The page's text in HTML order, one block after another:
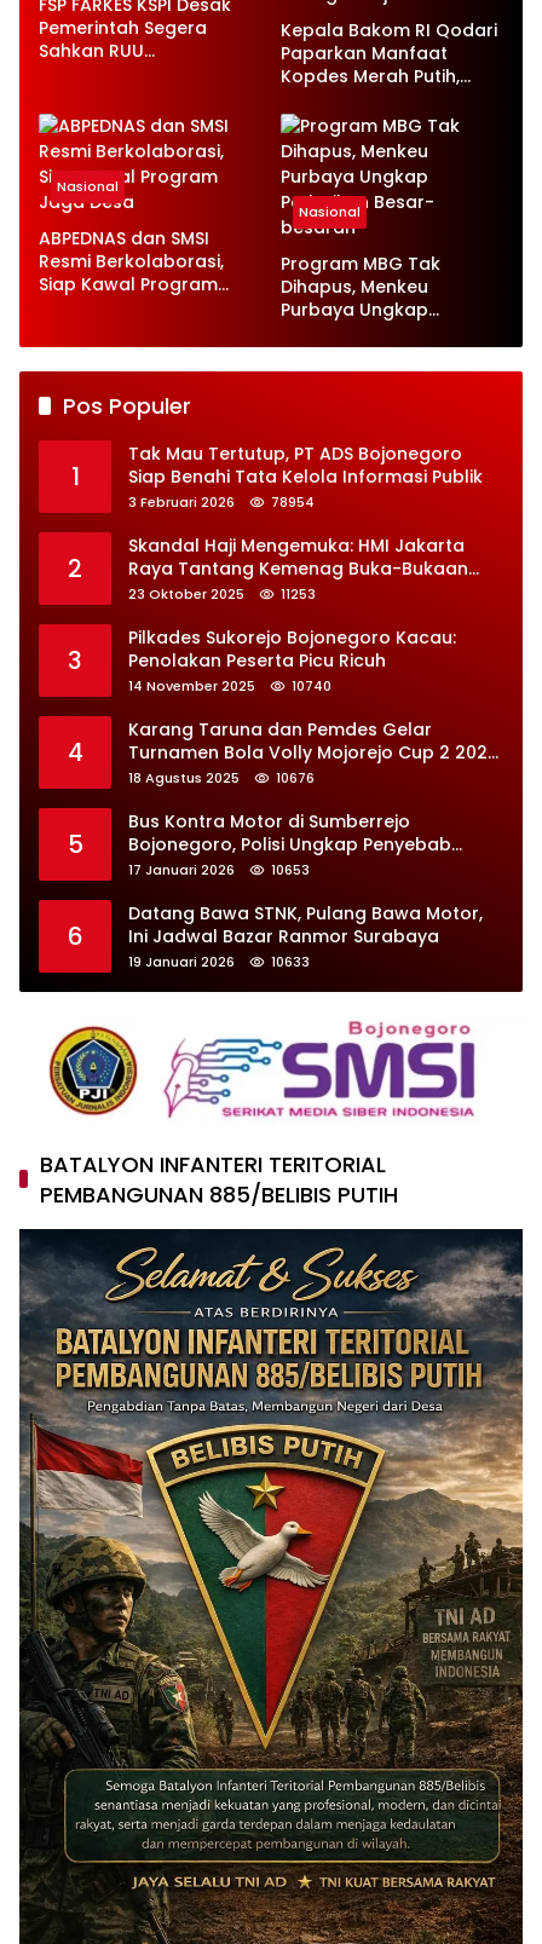
FSP FARKES KSPI Desak
Pemerintah Segera
Sahkan RUU
Kepala Bakom RI Qodari
Paparkan Manfaat
Kopdes Merah Putih,
Kerja
Nasional
ABPEDNAS dan SMSI
Resmi Berkolaborasi,
Siap Kawal Program
Nasional
Program MBG Tak
Dihapus, Menkeu
Purbaya Ungkap
Pos Populer
1
Tak Mau Tertutup, PT ADS Bojonegoro
Siap Benahi Tata Kelola Informasi Publik
3 Februari 2026 78954
2
Skandal Haji Mengemuka: HMI Jakarta
Raya Tantang Kemenag Buka-Bukaan
Soal Kontrak Syarekah Bermasalah
23 Oktober 2025 11253
3
Pilkades Sukorejo Bojonegoro Kacau:
Penolakan Peserta Picu Ricuh
14 November 2025 10740
4
Karang Taruna dan Pemdes Gelar
Turnamen Bola Volly Mojorejo Cup 2 2025,
Diikuti 28 Tim
18 Agustus 2025 10676
5
Bus Kontra Motor di Sumberrejo
Bojonegoro, Polisi Ungkap Penyebab
Kecelakaan
17 Januari 2026 10653
6
Datang Bawa STNK, Pulang Bawa Motor,
Ini Jadwal Bazar Ranmor Surabaya
19 Januari 2026 10633
BATALYON INFANTERI TERITORIAL
PEMBANGUNAN 885/BELIBIS PUTIH